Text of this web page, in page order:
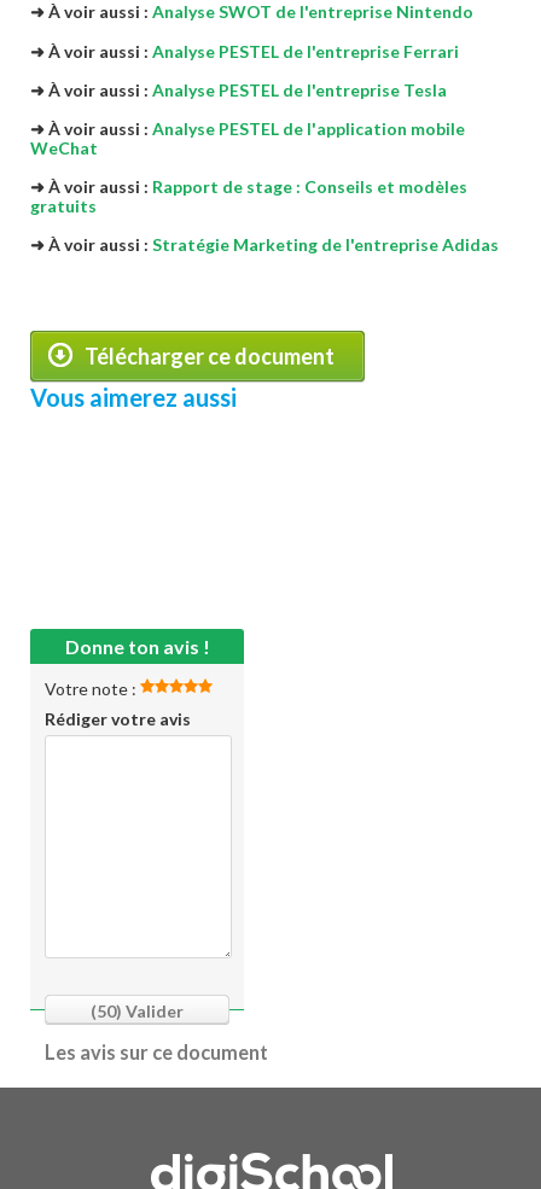
➜ À voir aussi : Analyse SWOT de l'entreprise Nintendo
➜ À voir aussi : Analyse PESTEL de l'entreprise Ferrari
➜ À voir aussi : Analyse PESTEL de l'entreprise Tesla
➜ À voir aussi : Analyse PESTEL de l'application mobile
WeChat
➜ À voir aussi : Rapport de stage : Conseils et modèles
gratuits
➜ À voir aussi : Stratégie Marketing de l'entreprise Adidas
Télécharger ce document
Vous aimerez aussi
Donne ton avis !
Votre note :
Rédiger votre avis
(50) Valider
Les avis sur ce document